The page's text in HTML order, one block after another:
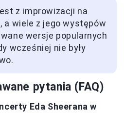
z improwizacji na
a wiele z jego występów
wersje popularnych
wcześniej nie były
pytania (FAQ)
Eda Sheerana w